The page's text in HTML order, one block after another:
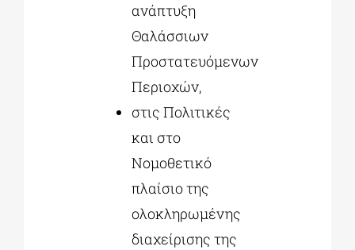
ανάπτυξη
Θαλάσσιων
Προστατευόμενων
Περιοχών,
στις Πολιτικές
και στο
Νομοθετικό
πλαίσιο της
ολοκληρωμένης
διαχείρισης της